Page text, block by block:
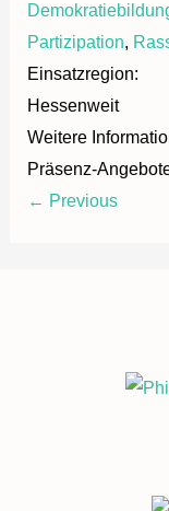
Partizipation,
Einsatzregion:
Hessenweit
Weitere
Präsenz-
← Previous